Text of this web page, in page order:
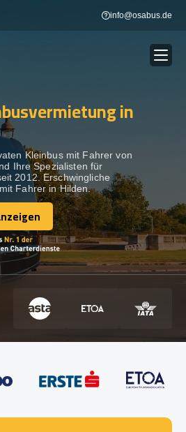
info@osabus.de
Show dropdown
UNS
UNS
in
Kleinbus mit Fahrer von
Ihre Spezialisten für
2012. Erschwingliche
Fahrer in Hilden.